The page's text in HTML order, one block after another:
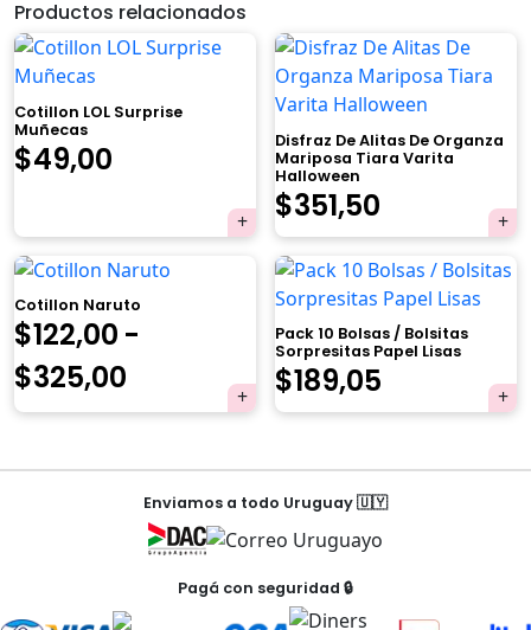
Productos relacionados
Cotillon LOL Surprise
Muñecas
El
original
era:
$59,00.
$49,00
actual
es:
$49,00.
Disfraz De Alitas De Organza
Mariposa Tiara Varita
Halloween
El
precio
original
era:
$370,00.
$351,50
precio
actual
es:
$351,50.
Cotillon Naruto
$122,00 -
$325,00
de
precios:
desde
$122,00
hasta
Pack 10 Bolsas / Bolsitas
Sorpresitas Papel Lisas
El
precio
original
era:
$199,00.
$189,05
precio
actual
es:
$189,05.
NavegaciónEnviamos a todo Uruguay 🇺🇾
Pagá con seguridad 🔒
×
Tu carrito está vacío.